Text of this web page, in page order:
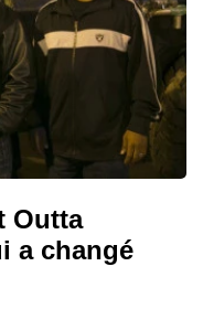
Outta
a changé